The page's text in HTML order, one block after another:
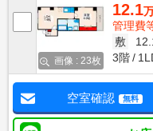
画像 : 23枚
12.1
管理費
敷
3階
空室確認 無料